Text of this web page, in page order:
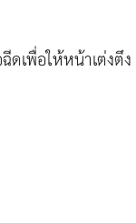
เพื่อให้หน้าเต่ง